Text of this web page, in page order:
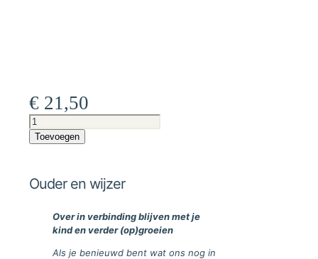
€ 21,50
Ouder
en
wijzer
Toevoegen
Ouder en wijzer
Over in verbinding blijven met je
kind en verder (op)groeien
Als je benieuwd bent wat ons nog in